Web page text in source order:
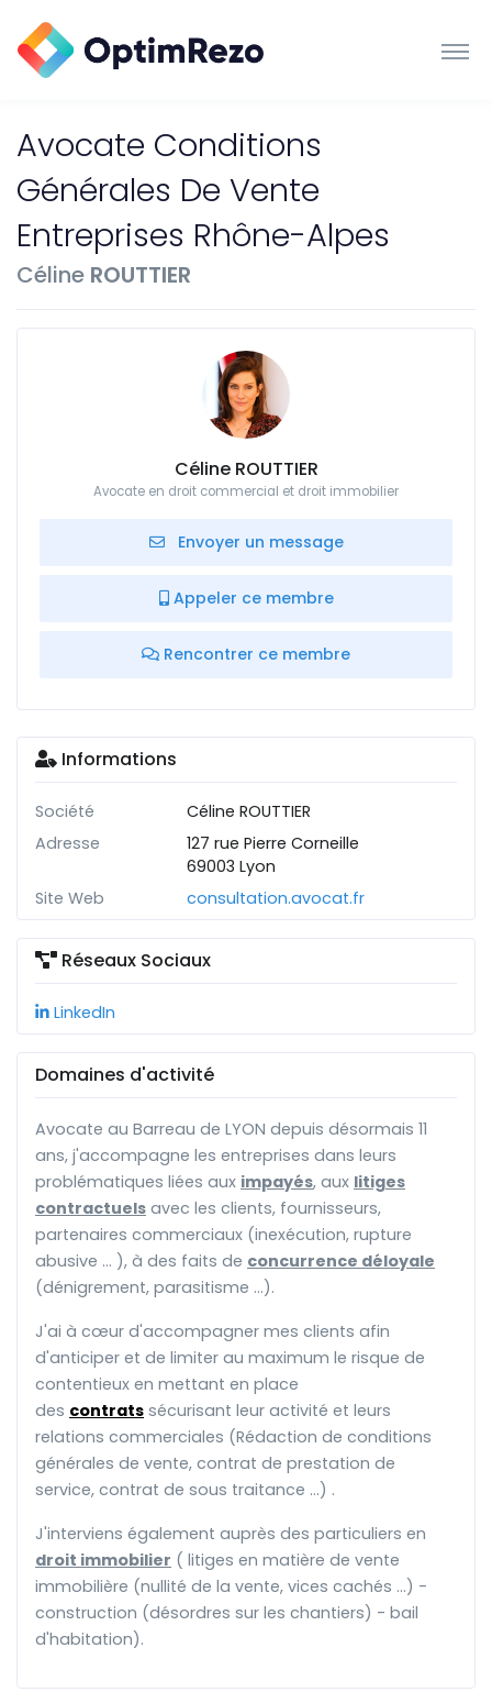
Avocate Conditions
Générales De Vente
Entreprises Rhône-Alpes
Céline ROUTTIER
Céline ROUTTIER
Avocate en droit commercial et droit immobilier
Envoyer un message
Appeler ce membre
Rencontrer ce membre
Informations
Société
Céline ROUTTIER
Adresse
127 rue Pierre Corneille
69003 Lyon
Site Web
consultation.avocat.fr
Réseaux Sociaux
LinkedIn
Domaines d'activité
Avocate au Barreau de LYON depuis désormais 11
ans, j'accompagne les entreprises dans leurs
problématiques liées aux impayés, aux litiges
contractuels avec les clients, fournisseurs,
partenaires commerciaux (inexécution, rupture
abusive ... ), à des faits de concurrence déloyale
(dénigrement, parasitisme ...).
J'ai à cœur d'accompagner mes clients afin
d'anticiper et de limiter au maximum le risque de
contentieux en mettant en place
des contrats sécurisant leur activité et leurs
relations commerciales (Rédaction de conditions
générales de vente, contrat de prestation de
service, contrat de sous traitance ...) .
J'interviens également auprès des particuliers en
droit immobilier ( litiges en matière de vente
immobilière (nullité de la vente, vices cachés ...) -
construction (désordres sur les chantiers) - bail
d'habitation).